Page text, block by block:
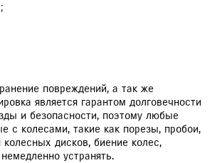
повреждений, а так же
является гарантом долговечности
и безопасности, поэтому любые
с колесами, такие как порезы, пробои,
дисков, биение колес,
устранять.